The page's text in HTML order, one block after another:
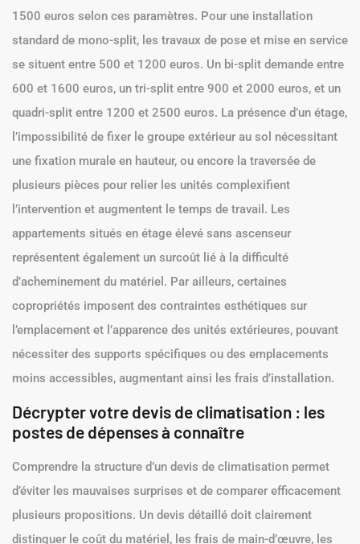
1500 euros selon ces paramètres. Pour une installation
standard de mono-split, les travaux de pose et mise en service
se situent entre 500 et 1200 euros. Un bi-split demande entre
600 et 1600 euros, un tri-split entre 900 et 2000 euros, et un
quadri-split entre 1200 et 2500 euros. La présence d’un étage,
l’impossibilité de fixer le groupe extérieur au sol nécessitant
une fixation murale en hauteur, ou encore la traversée de
plusieurs pièces pour relier les unités complexifient
l’intervention et augmentent le temps de travail. Les
appartements situés en étage élevé sans ascenseur
représentent également un surcoût lié à la difficulté
d’acheminement du matériel. Par ailleurs, certaines
copropriétés imposent des contraintes esthétiques sur
l’emplacement et l’apparence des unités extérieures, pouvant
nécessiter des supports spécifiques ou des emplacements
moins accessibles, augmentant ainsi les frais d’installation.
Décrypter votre devis de climatisation : les
postes de dépenses à connaître
Comprendre la structure d’un devis de climatisation permet
d’éviter les mauvaises surprises et de comparer efficacement
plusieurs propositions. Un devis détaillé doit clairement
distinguer le coût du matériel, les frais de main-d’œuvre, les